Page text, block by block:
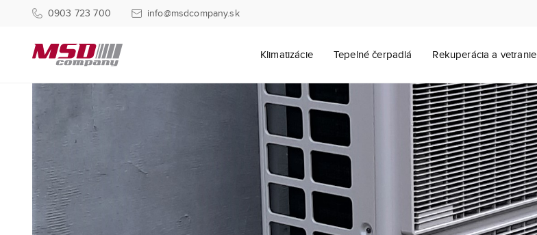
0903 723 700 info@msdcompany.sk
Klimatizácie Tepelné čerpadlá Rekuperácia a vetranie